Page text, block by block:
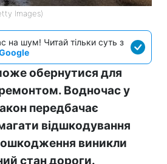
Images)
на шум! Читай тільки суть з
обернутися для
Водночас у
передбачає
відшкодування
виникли
стан дороги.